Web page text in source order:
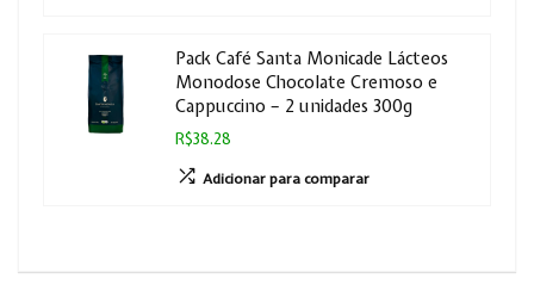
Pack Café Santa Monicade Lácteos
Monodose Chocolate Cremoso e
Cappuccino – 2 unidades 300g
R$38.28
Adicionar para comparar